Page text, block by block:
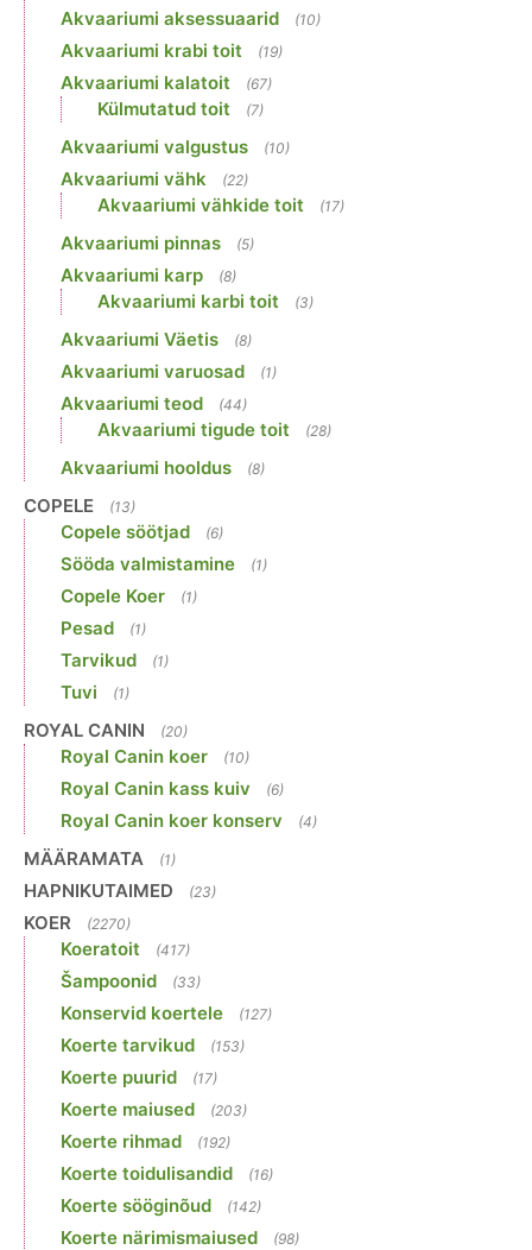
Akvaariumi aksessuaarid (10)
Akvaariumi krabi toit (19)
Akvaariumi kalatoit (67)
Külmutatud toit (7)
Akvaariumi valgustus (10)
Akvaariumi vähk (22)
Akvaariumi vähkide toit (17)
Akvaariumi pinnas (5)
Akvaariumi karp (8)
Akvaariumi karbi toit (3)
Akvaariumi Väetis (8)
Akvaariumi varuosad (1)
Akvaariumi teod (44)
Akvaariumi tigude toit (28)
Akvaariumi hooldus (8)
COPELE (13)
Copele söötjad (6)
Sööda valmistamine (1)
Copele Koer (1)
Pesad (1)
Tarvikud (1)
Tuvi (1)
ROYAL CANIN (20)
Royal Canin koer (10)
Royal Canin kass kuiv (6)
Royal Canin koer konserv (4)
MÄÄRAMATA (1)
HAPNIKUTAIMED (23)
KOER (2270)
Koeratoit (417)
Šampoonid (33)
Konservid koertele (127)
Koerte tarvikud (153)
Koerte puurid (17)
Koerte maiused (203)
Koerte rihmad (192)
Koerte toidulisandid (16)
Koerte sööginõud (142)
Koerte närimismaiused (98)